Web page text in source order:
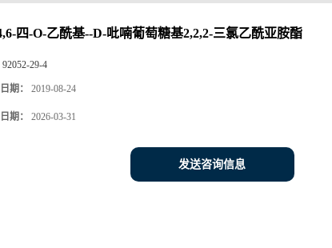
四-O-乙酰基--D-吡喃葡萄糖基2,2,2-三氯乙酰亚胺酯
92052-29-4
期： 2019-08-24
期： 2026-03-31
发送咨询信息